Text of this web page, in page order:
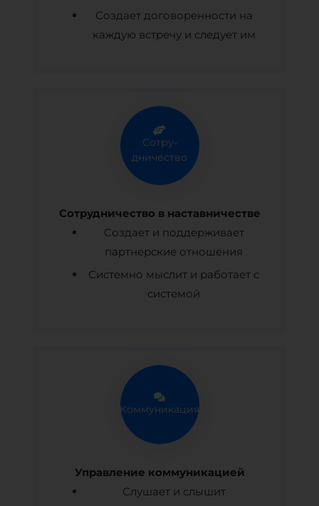
Создает договоренности на
каждую встречу и следует им
Сотру-
дничество
Сотрудничество в наставничестве
Создает и поддерживает
партнерские отношения
Системно мыслит и работает с
системой
Коммуникация
Управление коммуникацией
Слушает и слышит